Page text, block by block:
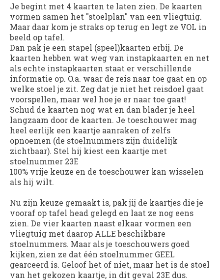
Je begint met 4 kaarten te laten zien. De kaarten
vormen samen het "stoelplan" van een vliegtuig.
Maar daar kom je straks op terug en legt ze VOL in
beeld op tafel.
Dan pak je een stapel (speel)kaarten erbij. De
kaarten hebben wat weg van instapkaarten en net
als echte instapkaarten staat er verschillende
informatie op. O.a. waar de reis naar toe gaat en op
welke stoel je zit. Zeg dat je niet het reisdoel gaat
voorspellen, maar wel hoe je er naar toe gaat!
Schud de kaarten nog wat en dan blader je heel
langzaam door de kaarten. Je toeschouwer mag
heel eerlijk een kaartje aanraken of zelfs
opnoemen (de stoelnummers zijn duidelijk
zichtbaar). Stel hij kiest een kaartje met
stoelnummer 23E
100% vrije keuze en de toeschouwer kan wisselen
als hij wilt.
Nu zijn keuze gemaakt is, pak jij de kaartjes die je
vooraf op tafel head gelegd en laat ze nog eens
zien. De vier kaarten naast elkaar vormen een
vliegtuig met daarop ALLE beschikbare
stoelnummers. Maar als je toeschouwers goed
kijken, zien ze dat één stoelnummer GEEL
gearceerd is. Geloof het of niet, maar het is de stoel
van het gekozen kaartje, in dit geval 23E dus.